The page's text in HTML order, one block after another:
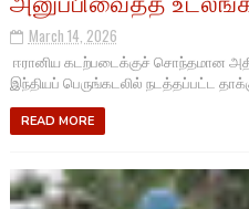
March 14, 2026
ஈரானிய கடற்படைக்குச் சொந்தமான
இந்தியப் பெருங்கடலில் நடத்தப்பட்ட
READ MORE